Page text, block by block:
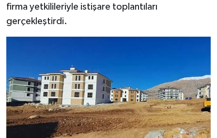
firma yetkilileriyle istişare toplantıları
gerçekleştirdi.